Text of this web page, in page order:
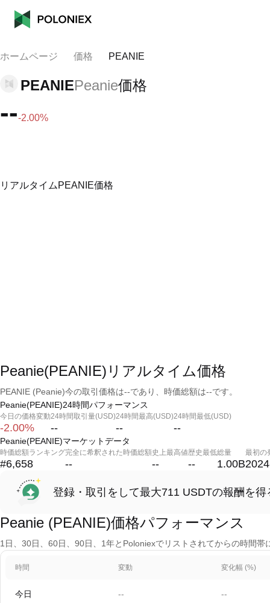
ホームページ 価格 PEANIE
PEANIEPeanie価格
---2.00%
リアルタイムPEANIE価格
Peanie(PEANIE)リアルタイム価格
PEANIE (Peanie)今の取引価格は--であり、時価総額は--です。
Peanie(PEANIE)24時間パフォーマンス
今日の価格変動
-2.00%
24時間取引量(USD)
--
24時間最高(USD)
--
24時間最低(USD)
--
Peanie(PEANIE)マーケットデータ
時価総額ランキング
#6,658
完全に希釈された時価総額
--
史上最高値
--
歴史最低
--
総量
1.00B
最初の
登録・取引をして最大711 USDTの報酬を得
Peanie (PEANIE)価格パフォーマンス
1日、30日、60日、90日、1年とPoloniexでリストされてからの時間
時間 変動 変化幅 (%)
今日 -- --